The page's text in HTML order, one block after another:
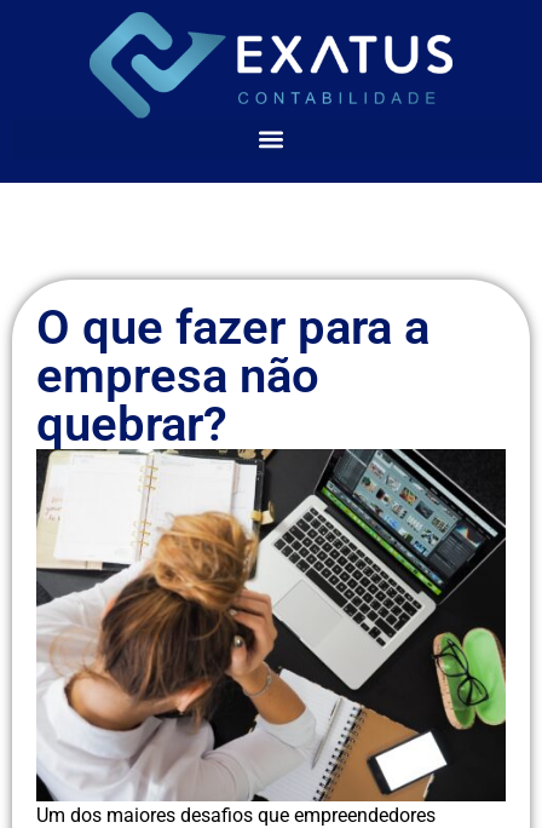
O que fazer para a
empresa não
quebrar?
Um dos maiores desafios que empreendedores